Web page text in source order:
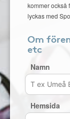
kommer också
lyckas med
Om
etc
Namn
Hemsida